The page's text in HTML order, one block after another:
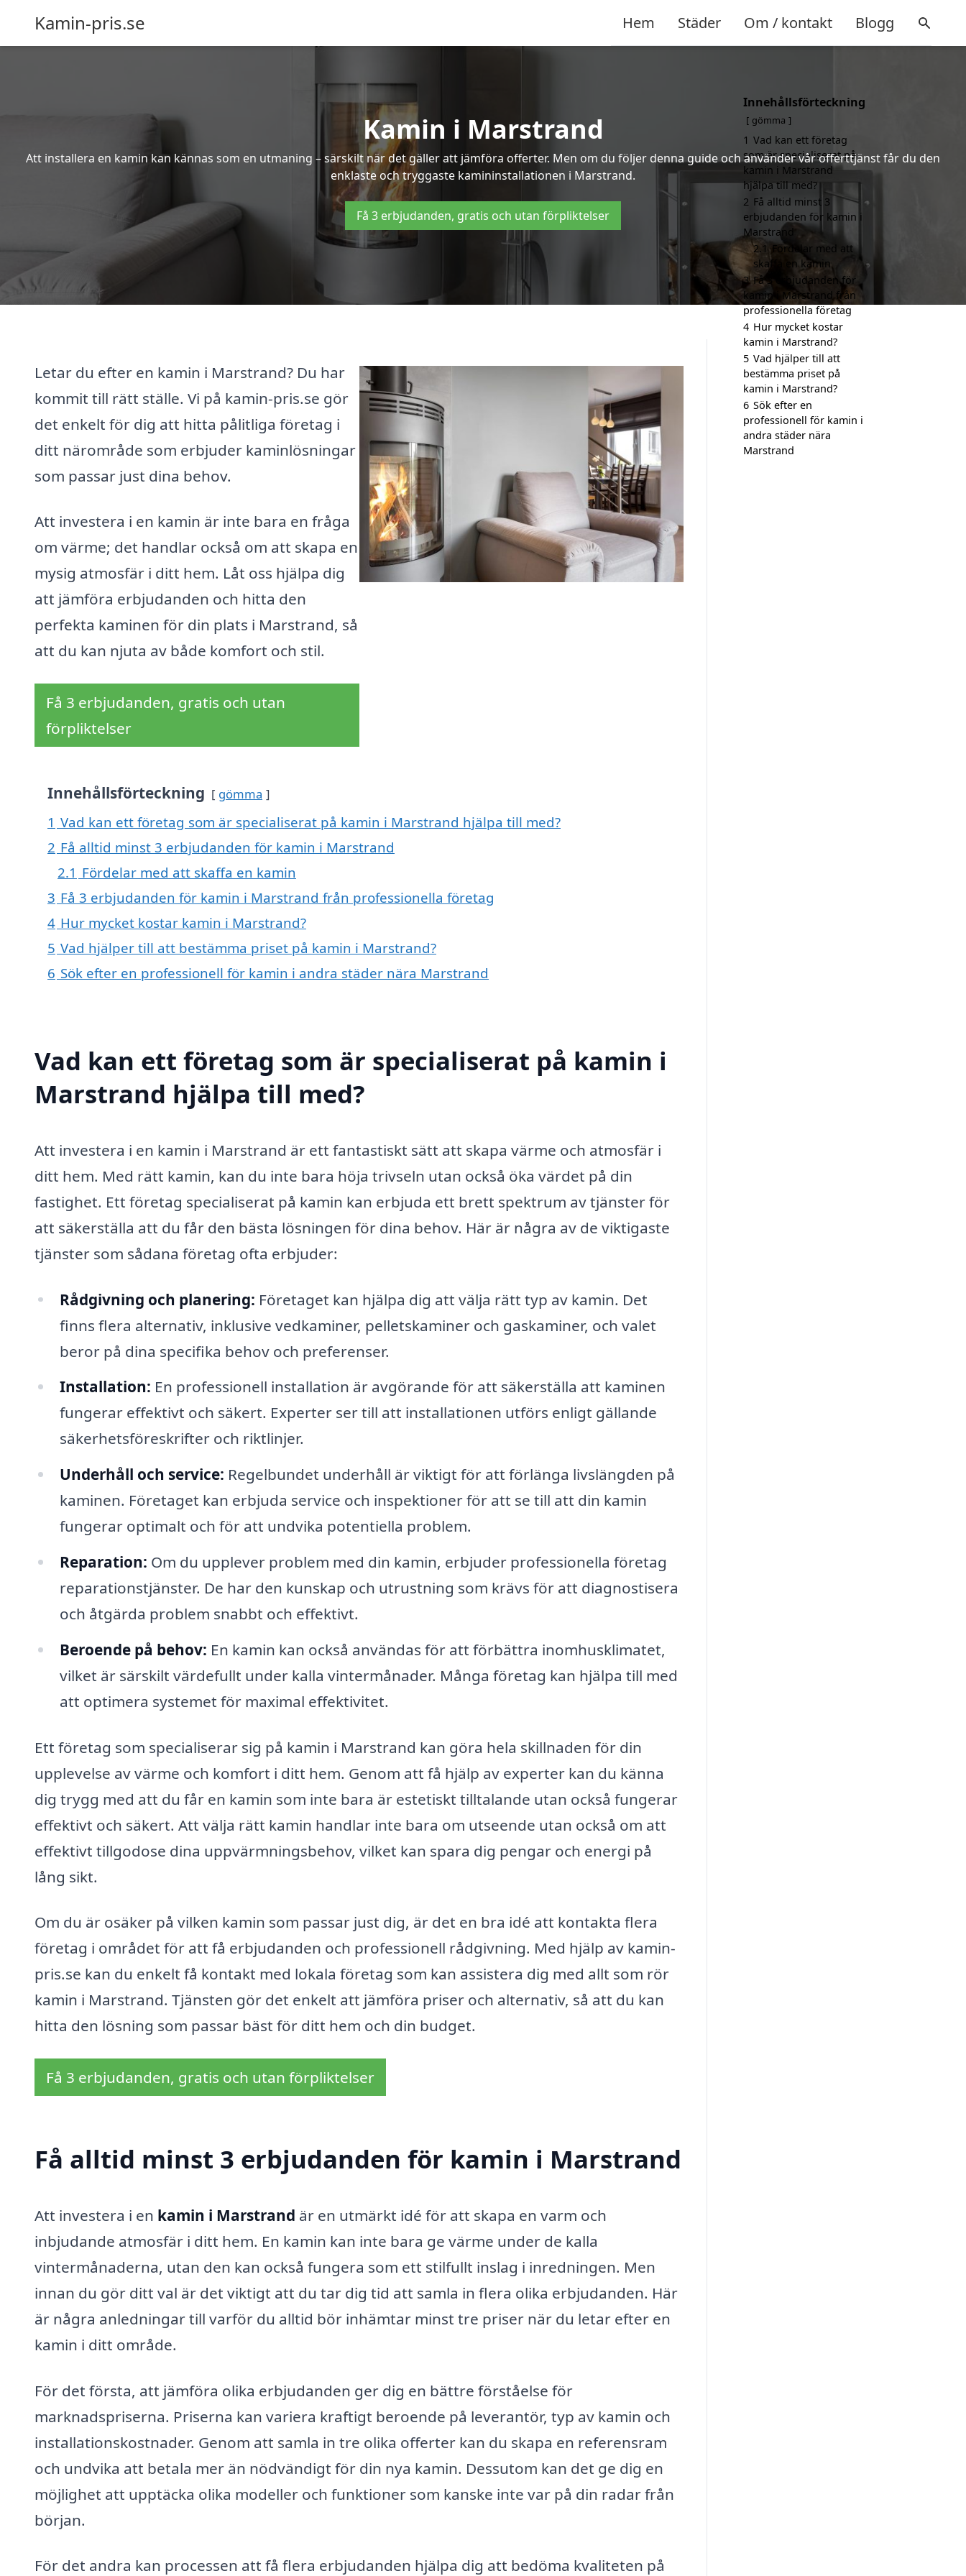
Kamin-pris.se Hem Städer Om / kontakt Blogg
Kamin i Marstrand
Att installera en kamin kan kännas som en utmaning – särskilt när det gäller att jämföra offerter. Men om du följer denna guide och använder vår offerttjänst får du den
enklaste och tryggaste kamininstallationen i Marstrand.
Få 3 erbjudanden, gratis och utan förpliktelser
Letar du efter en kamin i Marstrand? Du har
kommit till rätt ställe. Vi på kamin-pris.se gör
det enkelt för dig att hitta pålitliga företag i
ditt närområde som erbjuder kaminlösningar
som passar just dina behov.
Att investera i en kamin är inte bara en fråga
om värme; det handlar också om att skapa en
mysig atmosfär i ditt hem. Låt oss hjälpa dig
att jämföra erbjudanden och hitta den
perfekta kaminen för din plats i Marstrand, så
att du kan njuta av både komfort och stil.
Få 3 erbjudanden, gratis och utan
förpliktelser
Innehållsförteckning gömma
1 Vad kan ett företag som är specialiserat på kamin i Marstrand hjälpa till med?
2 Få alltid minst 3 erbjudanden för kamin i Marstrand
2.1 Fördelar med att skaffa en kamin
3 Få 3 erbjudanden för kamin i Marstrand från professionella företag
4 Hur mycket kostar kamin i Marstrand?
5 Vad hjälper till att bestämma priset på kamin i Marstrand?
6 Sök efter en professionell för kamin i andra städer nära Marstrand
Vad kan ett företag som är specialiserat på kamin i
Marstrand hjälpa till med?
Att investera i en kamin i Marstrand är ett fantastiskt sätt att skapa värme och atmosfär i
ditt hem. Med rätt kamin, kan du inte bara höja trivseln utan också öka värdet på din
fastighet. Ett företag specialiserat på kamin kan erbjuda ett brett spektrum av tjänster för
att säkerställa att du får den bästa lösningen för dina behov. Här är några av de viktigaste
tjänster som sådana företag ofta erbjuder:
Rådgivning och planering: Företaget kan hjälpa dig att välja rätt typ av kamin. Det
finns flera alternativ, inklusive vedkaminer, pelletskaminer och gaskaminer, och valet
beror på dina specifika behov och preferenser.
Installation: En professionell installation är avgörande för att säkerställa att kaminen
fungerar effektivt och säkert. Experter ser till att installationen utförs enligt gällande
säkerhetsföreskrifter och riktlinjer.
Underhåll och service: Regelbundet underhåll är viktigt för att förlänga livslängden på
kaminen. Företaget kan erbjuda service och inspektioner för att se till att din kamin
fungerar optimalt och för att undvika potentiella problem.
Reparation: Om du upplever problem med din kamin, erbjuder professionella företag
reparationstjänster. De har den kunskap och utrustning som krävs för att diagnostisera
och åtgärda problem snabbt och effektivt.
Beroende på behov: En kamin kan också användas för att förbättra inomhusklimatet,
vilket är särskilt värdefullt under kalla vintermånader. Många företag kan hjälpa till med
att optimera systemet för maximal effektivitet.
Ett företag som specialiserar sig på kamin i Marstrand kan göra hela skillnaden för din
upplevelse av värme och komfort i ditt hem. Genom att få hjälp av experter kan du känna
dig trygg med att du får en kamin som inte bara är estetiskt tilltalande utan också fungerar
effektivt och säkert. Att välja rätt kamin handlar inte bara om utseende utan också om att
effektivt tillgodose dina uppvärmningsbehov, vilket kan spara dig pengar och energi på
lång sikt.
Om du är osäker på vilken kamin som passar just dig, är det en bra idé att kontakta flera
företag i området för att få erbjudanden och professionell rådgivning. Med hjälp av kamin-
pris.se kan du enkelt få kontakt med lokala företag som kan assistera dig med allt som rör
kamin i Marstrand. Tjänsten gör det enkelt att jämföra priser och alternativ, så att du kan
hitta den lösning som passar bäst för ditt hem och din budget.
Få 3 erbjudanden, gratis och utan förpliktelser
Få alltid minst 3 erbjudanden för kamin i Marstrand
Att investera i en kamin i Marstrand är en utmärkt idé för att skapa en varm och
inbjudande atmosfär i ditt hem. En kamin kan inte bara ge värme under de kalla
vintermånaderna, utan den kan också fungera som ett stilfullt inslag i inredningen. Men
innan du gör ditt val är det viktigt att du tar dig tid att samla in flera olika erbjudanden. Här
är några anledningar till varför du alltid bör inhämtar minst tre priser när du letar efter en
kamin i ditt område.
För det första, att jämföra olika erbjudanden ger dig en bättre förståelse för
marknadspriserna. Priserna kan variera kraftigt beroende på leverantör, typ av kamin och
installationskostnader. Genom att samla in tre olika offerter kan du skapa en referensram
och undvika att betala mer än nödvändigt för din nya kamin. Dessutom kan det ge dig en
möjlighet att upptäcka olika modeller och funktioner som kanske inte var på din radar från
början.
För det andra kan processen att få flera erbjudanden hjälpa dig att bedöma kvaliteten på
Innehållsförteckning
gömma
1 Vad kan ett företag
som är specialiserat på
kamin i Marstrand
hjälpa till med?
2 Få alltid minst 3
erbjudanden för kamin i
Marstrand
2.1 Fördelar med att
skaffa en kamin
3 Få 3 erbjudanden för
kamin i Marstrand från
professionella företag
4 Hur mycket kostar
kamin i Marstrand?
5 Vad hjälper till att
bestämma priset på
kamin i Marstrand?
6 Sök efter en
professionell för kamin i
andra städer nära
Marstrand